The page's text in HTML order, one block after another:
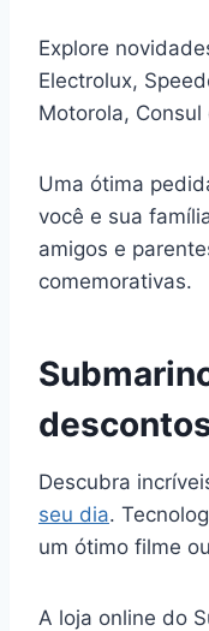
Explore
Electrolux,
Motorola, Consul
Uma ótima
você e sua
amigos e
comemorativas.
Descubra
seu dia.
um ótimo filme
A loja online do